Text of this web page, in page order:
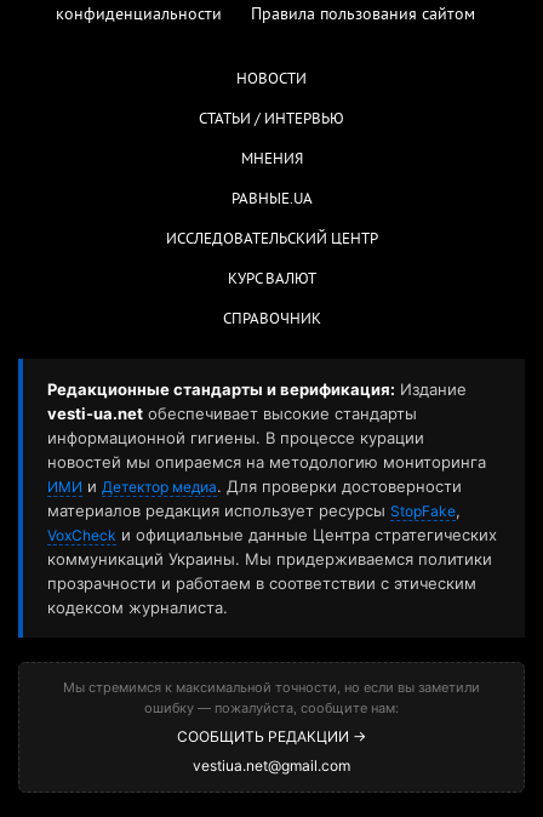
конфиденциальности
Правила пользования сайтом
НОВОСТИ
СТАТЬИ / ИНТЕРВЬЮ
МНЕНИЯ
РАВНЫЕ.UA
ИССЛЕДОВАТЕЛЬСКИЙ ЦЕНТР
КУРС ВАЛЮТ
СПРАВОЧНИК
Редакционные стандарты и верификация: Издание
vesti-ua.net обеспечивает высокие стандарты
информационной гигиены. В процессе курации
новостей мы опираемся на методологию мониторинга
ИМИ и Детектор медиа. Для проверки достоверности
материалов редакция использует ресурсы StopFake,
VoxCheck и официальные данные Центра стратегических
коммуникаций Украины. Мы придерживаемся политики
прозрачности и работаем в соответствии с этическим
кодексом журналиста.
Мы стремимся к максимальной точности, но если вы заметили
ошибку — пожалуйста, сообщите нам:
СООБЩИТЬ РЕДАКЦИИ →
vestiua.net@gmail.com